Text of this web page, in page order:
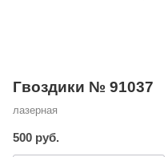
Гвоздики № 91037
лазерная
500 руб.